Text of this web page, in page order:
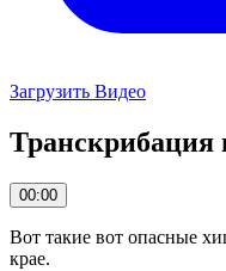
Загрузить Видео
Транскрибация
00:00
Вот такие вот опасные
крае.